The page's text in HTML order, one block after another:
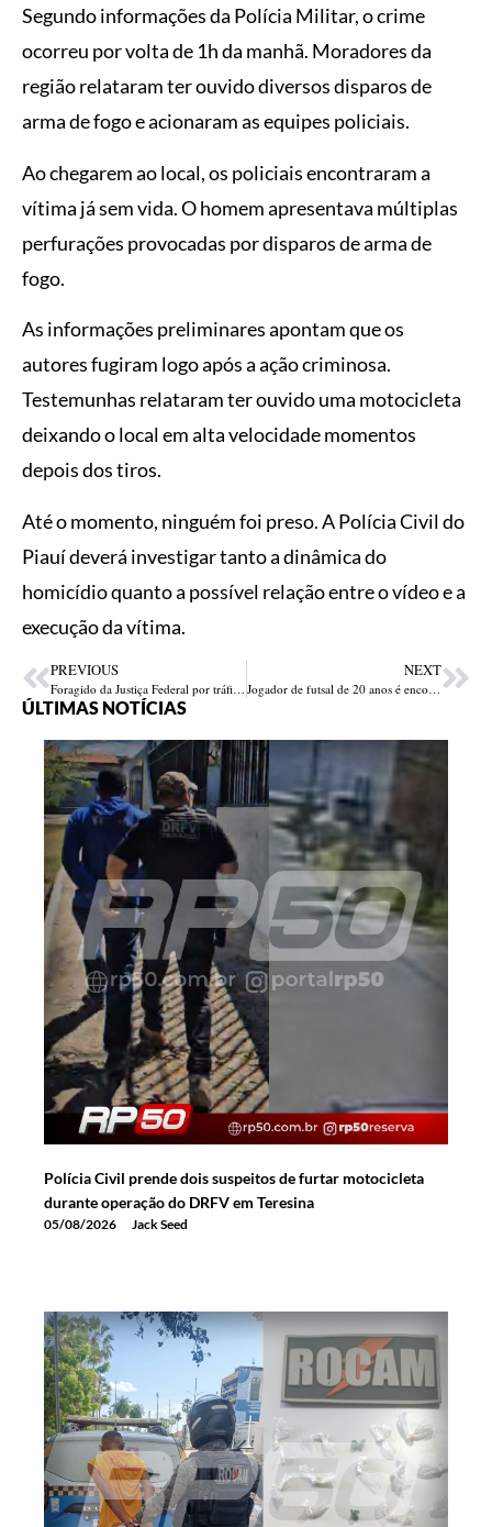
Segundo informações da Polícia Militar, o crime
ocorreu por volta de 1h da manhã. Moradores da
região relataram ter ouvido diversos disparos de
arma de fogo e acionaram as equipes policiais.
Ao chegarem ao local, os policiais encontraram a
vítima já sem vida. O homem apresentava múltiplas
perfurações provocadas por disparos de arma de
fogo.
As informações preliminares apontam que os
autores fugiram logo após a ação criminosa.
Testemunhas relataram ter ouvido uma motocicleta
deixando o local em alta velocidade momentos
depois dos tiros.
Até o momento, ninguém foi preso. A Polícia Civil do
Piauí deverá investigar tanto a dinâmica do
homicídio quanto a possível relação entre o vídeo e a
execução da vítima.
PREVIOUS
Foragido da Justiça Federal por tráfico internacional de drogas é preso em Teresina
NEXT
Jogador de futsal de 20 anos é encontrado morto após desaparecer em barragem no Piauí
ÚLTIMAS NOTÍCIAS
Polícia Civil prende dois suspeitos de furtar motocicleta
durante operação do DRFV em Teresina
05/08/2026 Jack Seed